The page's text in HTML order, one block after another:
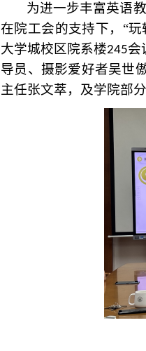
为进一步丰富英语
在院工会的支持下， “
大学城校区院系楼245会
导员、摄影爱好者吴世
主任张文萃，及学院部